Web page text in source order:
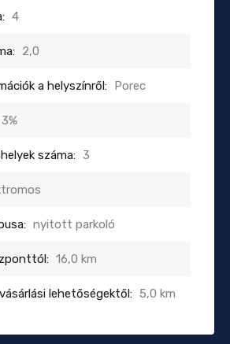
4
2,0
a helyszínről: Porec
3%
száma: 3
nyitott parkoló
16,0 km
lehetőségektől: 5,0 km